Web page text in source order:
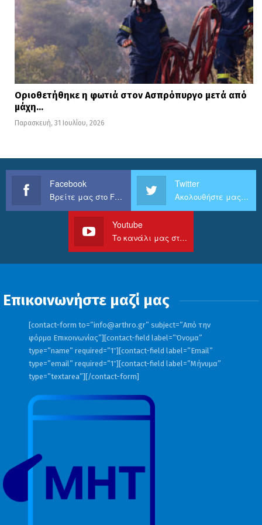
Παράλληλα:
Θα πραγματοποιηθούν αυτοψίες από
μηχανικούς της Τεχνικής Υπηρεσίας
του Δήμου Ηρακλείου, προκειμένου
Θα κατατεθεί αίτημα προς τη
Διεύθυνση Αποκατάστασης
Επιπτώσεων Φυσικών Καταστροφών
(ΔΑΕΦΚ) για την αποστολή
εξειδικευμένων μηχανικών, οι οποίοι
θα προχωρήσουν σε επίσημους
Περιφερειακής Ενότητας Ηρακλείου,
για την κήρυξη της περιοχής σε
Οριοθετήθηκε η φωτιά στον Ασπρόπυργο μετά από
μάχη…
Παρασκευή, 31 Ιουλίου, 2026
Facebook
Βρείτε μας στο Facebook
Twitter
Ακολουθήστε μας στο Twitter
Youtube
Το κανάλι μας στο Youtube
Επικοινωνήστε μαζί μας
[contact-form to=”info@arthro.gr” subject=”Από την
φόρμα Επικοινωνίας”][contact-field label=”Όνομα”
type=”name” required=”1″][contact-field label=”Email”
type=”email” required=”1″][contact-field label=”Μήνυμα”
type=”textarea”][/contact-form]